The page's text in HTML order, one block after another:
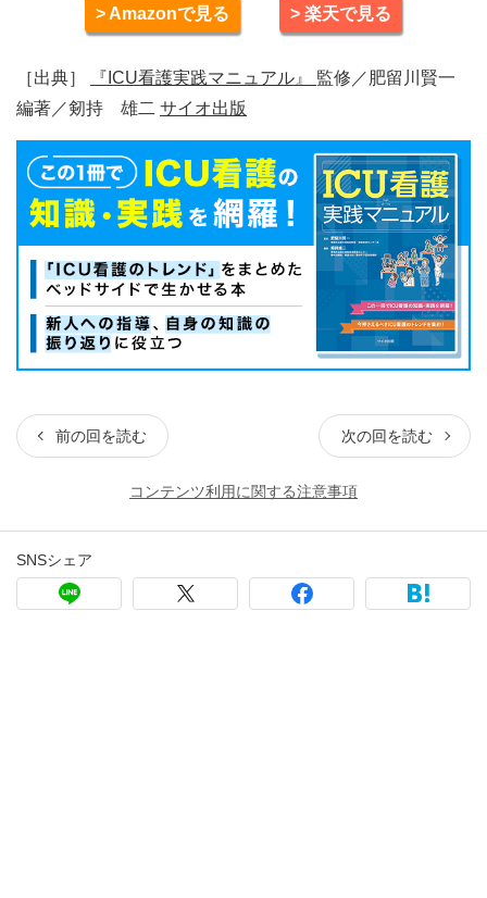
> Amazonで見る > 楽天で見る
［出典］ 『ICU看護実践マニュアル』 監修／肥留川賢一
編著／剱持 雄二 サイオ出版
前の回を読む 次の回を読む
コンテンツ利用に関する注意事項
SNSシェア